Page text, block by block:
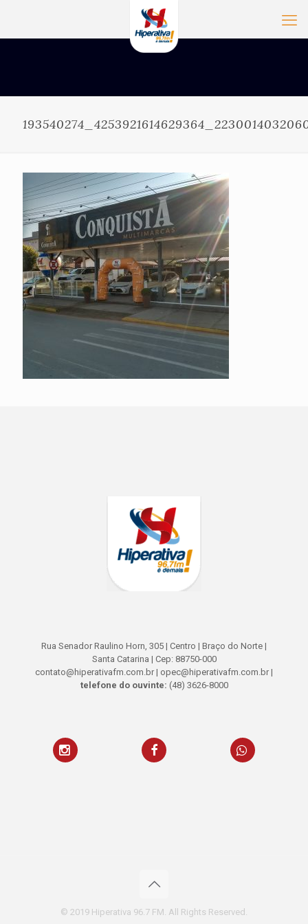
Rua Senador Raulino Horn, 305 | Centro | Braço do Norte |
Santa Catarina | Cep: 88750-000
contato@hiperativafm.com.br | opec@hiperativafm.com.br |
telefone do ouvinte: (48) 3626-8000
© 2019 Hiperativa 96.7 FM. All Rights Reserved.